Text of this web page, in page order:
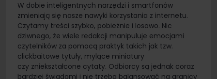
W dobie inteligentnych narzędzi i smartfonów
zmieniają się nasze nawyki korzystania z internetu.
Czytamy treści szybko, pobieżnie i losowo. Nic
dziwnego, że wiele redakcji manipuluje emocjami
czytelników za pomocą praktyk takich jak tzw.
clickbaitowe tytuły, mylące miniatury
czy zniekształcone cytaty. Odbiorcy są jednak coraz
bardziej świadomi i nie trzeba balansować na granicy